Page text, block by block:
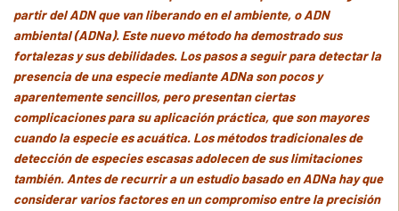
partir del ADN que van liberando en el ambiente, o ADN
ambiental (ADNa). Este nuevo método ha demostrado sus
fortalezas y sus debilidades. Los pasos a seguir para detectar la
presencia de una especie mediante ADNa son pocos y
aparentemente sencillos, pero presentan ciertas
complicaciones para su aplicación práctica, que son mayores
cuando la especie es acuática. Los métodos tradicionales de
detección de especies escasas adolecen de sus limitaciones
también. Antes de recurrir a un estudio basado en ADNa hay que
considerar varios factores en un compromiso entre la precisión